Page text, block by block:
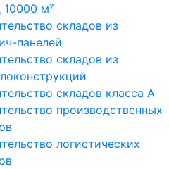
10000 м²
складов из
панелей
складов из
складов класса А
производственных
логистических